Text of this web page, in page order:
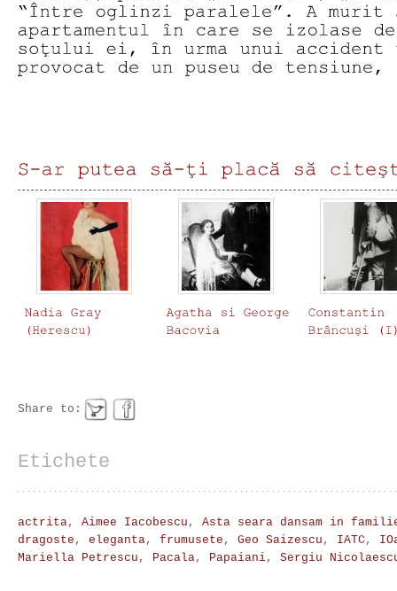
Share to:
Etichete
actrita, Aimee Iacobescu , Asta seara dansam in
dragoste , eleganta, frumusete , Geo Saizescu , IATC ,
Mariella Petrescu , Pacala, Papaiani, Sergiu